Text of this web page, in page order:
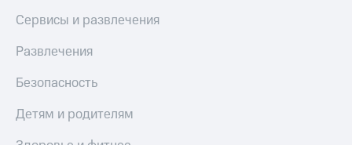
Сервисы и развлечения
Развлечения
Безопасность
Детям и родителям